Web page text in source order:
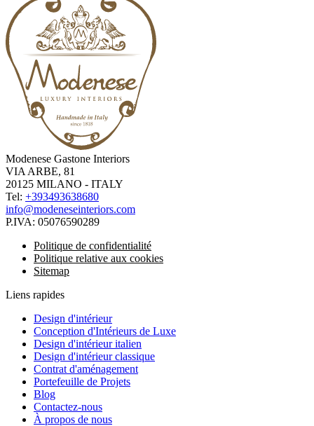
Modenese Gastone Interiors
VIA ARBE, 81
20125 MILANO - ITALY
Tel: +393493638680
info@modeneseinteriors.com
P.IVA: 05076590289
Politique de confidentialité
Politique relative aux cookies
Sitemap
Liens rapides
Design d'intérieur
Conception d'Intérieurs de Luxe
Design d'intérieur italien
Design d'intérieur classique
Contrat d'aménagement
Portefeuille de Projets
Blog
Contactez-nous
À propos de nous